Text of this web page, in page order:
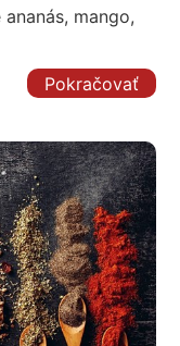
mango,
Pokračovať